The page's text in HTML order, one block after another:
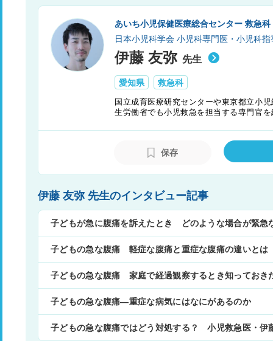
あいち小児保健医療総合センター 救急
日本小児科学会 小児科専門医・小児科指
伊藤 友弥 先生
愛知県 救急科
国立成育医療研究センターや東京都立小
生労働省でも小児救急を担当する専門官
指している。
保存
伊藤 友弥 先生のインタビュー記事
子どもが急に腹痛を訴えたとき どのような場合が緊急
子どもの急な腹痛 軽症な腹痛と重症な腹痛の違いとは
子どもの急な腹痛 家庭で経過観察するとき知っておき
子どもの急な腹痛―重症な病気にはなにがあるのか
子どもの急な腹痛ではどう対処する？ 小児救急医・伊